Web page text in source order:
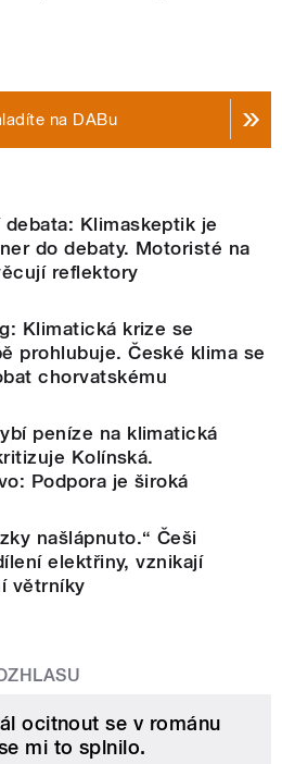
na DABu
debata: Klimaskeptik je
do debaty. Motoristé na
reflektory
Klimatická krize se
prohlubuje. České klima se
chorvatskému
peníze na klimatická
Kolínská.
Podpora je široká
našlápnuto.“ Češi
elektřiny, vznikají
větrníky
ocitnout se v románu
mi to splnilo.